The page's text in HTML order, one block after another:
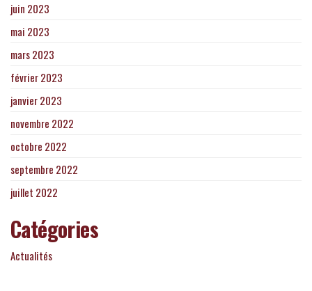
juin 2023
mai 2023
mars 2023
février 2023
janvier 2023
novembre 2022
octobre 2022
septembre 2022
juillet 2022
Catégories
Actualités